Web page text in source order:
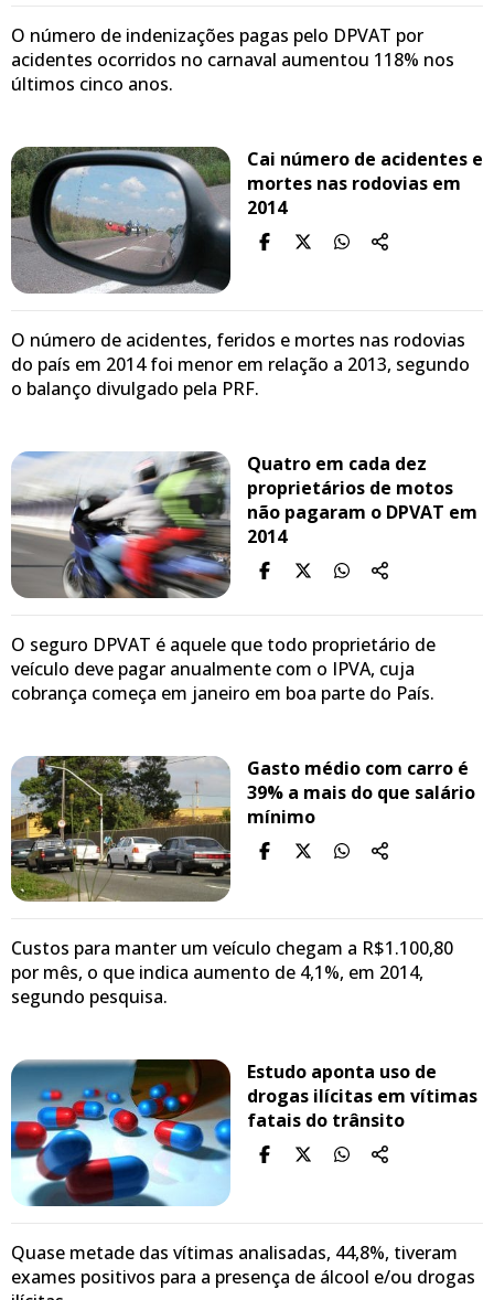
O número de indenizações pagas pelo DPVAT por
acidentes ocorridos no carnaval aumentou 118% nos
últimos cinco anos.
Cai número de acidentes e
mortes nas rodovias em
2014
O número de acidentes, feridos e mortes nas rodovias
do país em 2014 foi menor em relação a 2013, segundo
o balanço divulgado pela PRF.
Quatro em cada dez
proprietários de motos
não pagaram o DPVAT em
2014
O seguro DPVAT é aquele que todo proprietário de
veículo deve pagar anualmente com o IPVA, cuja
cobrança começa em janeiro em boa parte do País.
Gasto médio com carro é
39% a mais do que salário
mínimo
Custos para manter um veículo chegam a R$1.100,80
por mês, o que indica aumento de 4,1%, em 2014,
segundo pesquisa.
Estudo aponta uso de
drogas ilícitas em vítimas
fatais do trânsito
Quase metade das vítimas analisadas, 44,8%, tiveram
exames positivos para a presença de álcool e/ou drogas